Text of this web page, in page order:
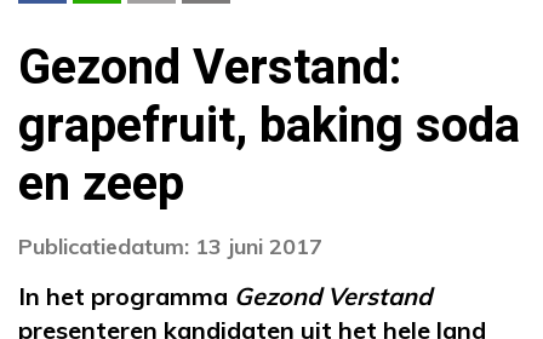
Gezond Verstand:
grapefruit, baking soda
en zeep
Publicatiedatum: 13 juni 2017
In het programma Gezond Verstand
presenteren kandidaten uit het hele land